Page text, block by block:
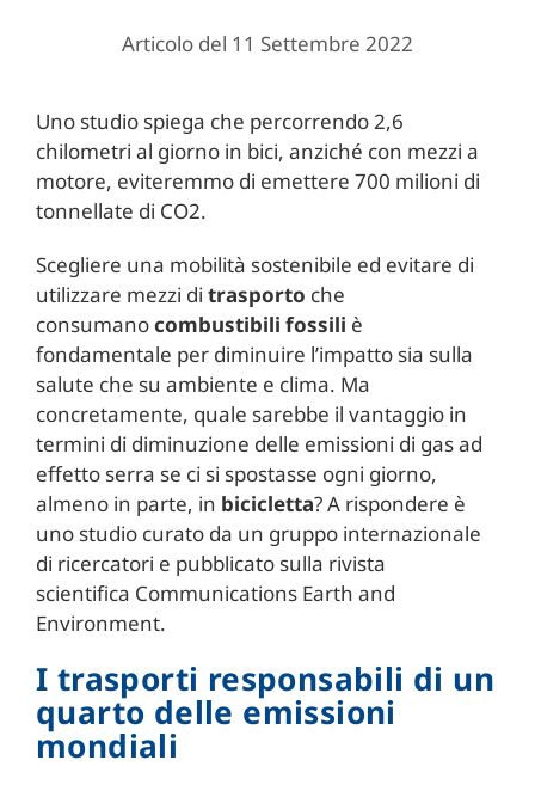
Articolo del 11 Settembre 2022
Uno studio spiega che percorrendo 2,6
chilometri al giorno in bici, anziché con mezzi a
motore, eviteremmo di emettere 700 milioni di
tonnellate di CO2.
Scegliere una mobilità sostenibile ed evitare di
utilizzare mezzi di trasporto che
consumanocombustibili fossili è
fondamentale per diminuire l’impatto sia sulla
salute che su ambiente e clima. Ma
concretamente, quale sarebbe il vantaggio in
termini di diminuzione delle emissioni di gas ad
effetto serra se ci si spostasse ogni giorno,
almeno in parte, in bicicletta? A rispondere è
uno studio curato da un gruppo internazionale
di ricercatori e pubblicato sulla rivista
scientifica Communications Earth and
Environment.
I trasporti responsabili di un
quarto delle emissioni
mondiali